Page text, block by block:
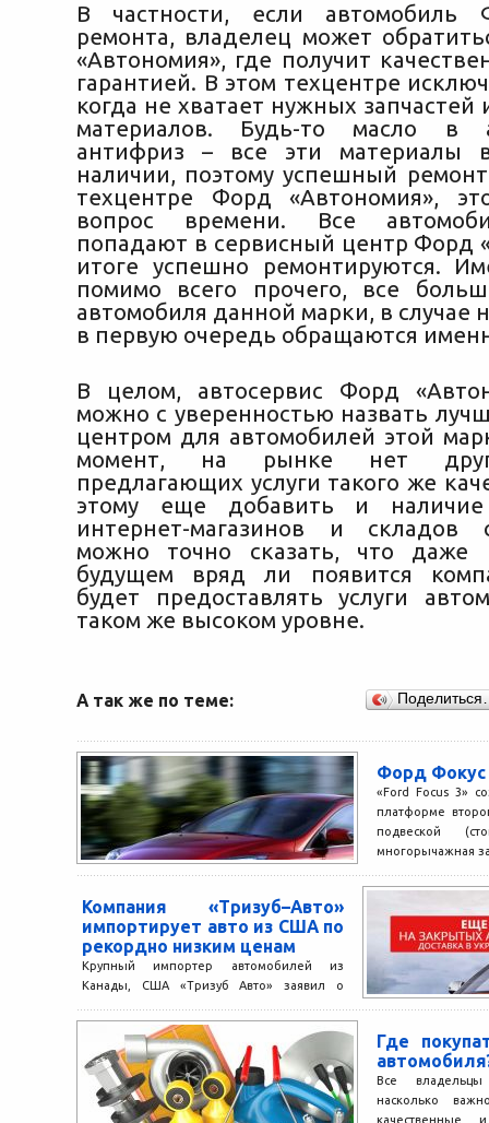
В частности, если автомобиль
ремонта, владелец может
«Автономия», где получит
гарантией. В этом техцентре
когда не хватает нужных запчастей
материалов. Будь-то масло в
антифриз – все эти материалы
наличии, поэтому успешный
техцентре Форд «Автономия»,
вопрос времени. Все
попадают в сервисный центр Форд
итоге успешно ремонтируются.
помимо всего прочего, все
автомобиля данной марки, в случае
в первую очередь обращаются
В целом, автосервис Форд
можно с уверенностью назвать
центром для автомобилей этой
момент, на рынке нет
предлагающих услуги такого же
этому еще добавить и наличие
интернет-магазинов и складов
можно точно сказать, что
будущем вряд ли появится
будет предоставлять услуги
таком же высоком уровне.
А так же по теме:
Форд Фокус
«Ford Focus 3»
платформе
подвеской
многорычажная
Компания «Тризуб–Авто»
импортирует авто из США по
рекордно низким ценам
Крупный импортер автомобилей из
Канады, США «Тризуб Авто» заявил о
машины. Если раньше разница в ценах на...
Где
Все
насколько
качественные